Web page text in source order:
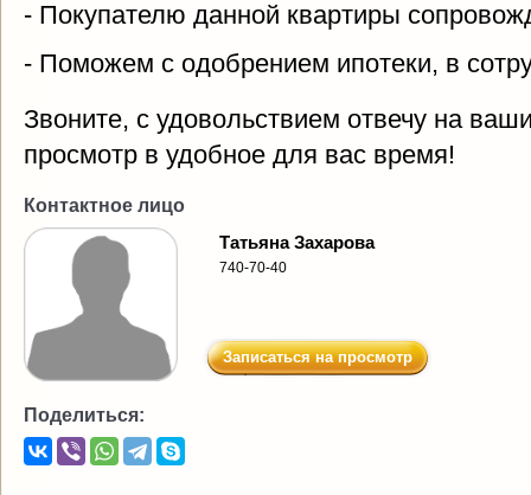
- Покупателю данной квартиры
- Поможем с одобрением ипотеки, в
Звоните, с удовольствием отвечу на
просмотр в удобное для вас время!
Контактное лицо
Татьяна Захарова
740-70-40
Записаться на просмотр
Поделиться: